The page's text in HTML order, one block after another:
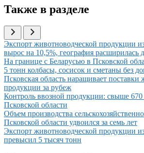
Также в разделе
Иллюстрация новости
Экспорт животноводческой продукции
вырос на 10,5%, география
Иллюстрация новости
На границе с Беларусью в Псковской
5 тонн колбасы, сосисок и сметаны без
Иллюстрация новости
Псковская область наращивает поставки
продукции за рубеж
Иллюстрация новости
Контроль ввозной продукции: свыше 670
Псковской области
Иллюстрация новости
Объем производства
Псковской области удвоился за семь лет
Иллюстрация новости
Экспорт животноводческой продукции
превысил 5 тысяч тонн